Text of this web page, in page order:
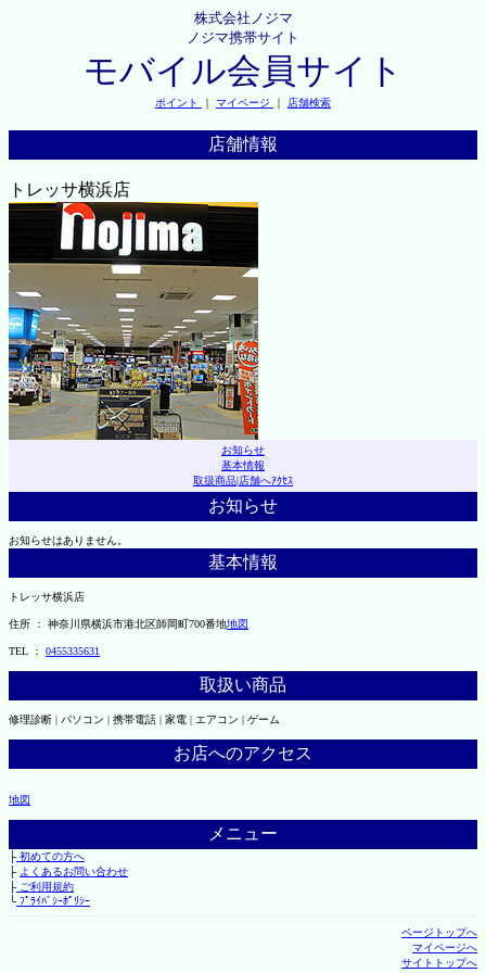
株式会社ノジマ
ノジマ携帯サイト
モバイル会員サイト
ポイント ｜ マイページ ｜ 店舗検索
店舗情報
トレッサ横浜店
お知らせ
基本情報
取扱商品|店舗へｱｸｾｽ
お知らせ
お知らせはありません。
基本情報
トレッサ横浜店
住所 ： 神奈川県横浜市港北区師岡町700番地地図
TEL ： 0455335631
取扱い商品
修理診断 | パソコン | 携帯電話 | 家電 | エアコン | ゲーム
お店へのアクセス
地図
メニュー
├初めての方へ
├ よくあるお問い合わせ
├ご利用規約
└ﾌﾟﾗｲﾊﾞｼｰﾎﾟﾘｼｰ
ページトップへ
マイページへ
サイトトップへ